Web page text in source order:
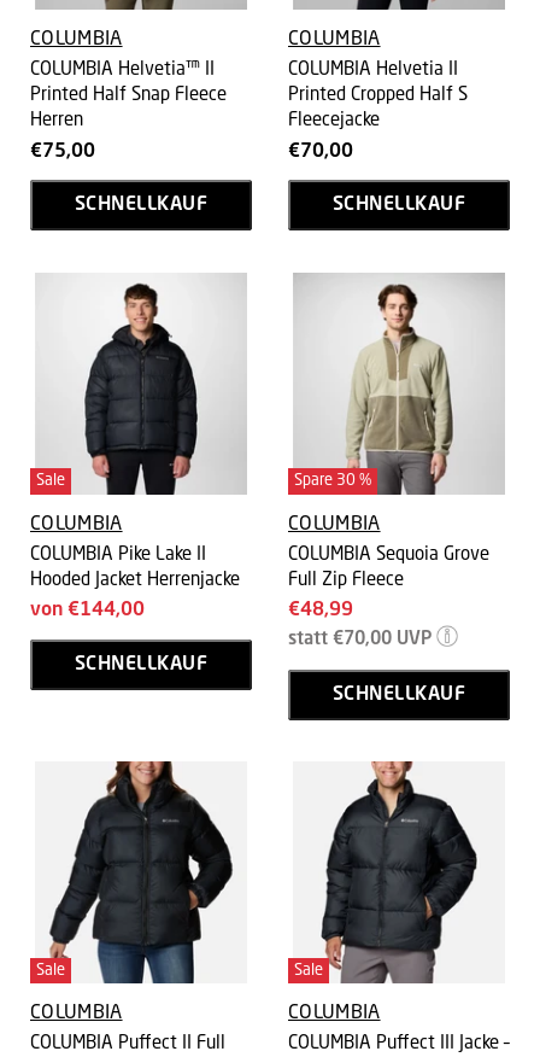
COLUMBIA
COLUMBIA Helvetia™ II
Printed Half Snap Fleece
Herren
€75,00
SCHNELLKAUF
COLUMBIA
COLUMBIA Helvetia II
Printed Cropped Half S
Fleecejacke
€70,00
SCHNELLKAUF
Sale
COLUMBIA
COLUMBIA Pike Lake II
Hooded Jacket Herrenjacke
von €144,00
SCHNELLKAUF
Spare 30 %
COLUMBIA
COLUMBIA Sequoia Grove
Full Zip Fleece
Aktueller
Preis
€48,99
Ursprünglicher
statt €70,00 UVP
SCHNELLKAUF
Sale
COLUMBIA
COLUMBIA Puffect II Full
Sale
COLUMBIA
COLUMBIA Puffect III Jacke –